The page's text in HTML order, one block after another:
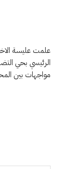
الرئيسي بحي
مواجهات بين